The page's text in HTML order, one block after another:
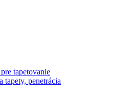
tapetovanie
tapety, penetrácia